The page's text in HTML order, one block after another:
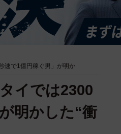
速で1億円稼ぐ男」が明か
イでは2300
明かした“衝